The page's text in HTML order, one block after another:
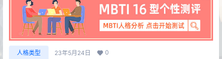
人格类型 23年5月24日 0